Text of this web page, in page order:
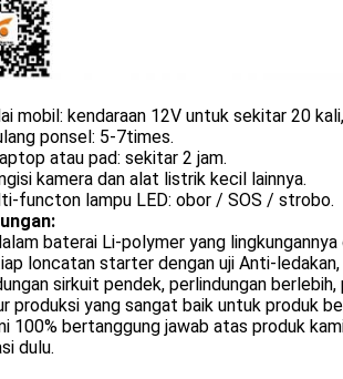
mobil: kendaraan 12V untuk sekitar 20
ponsel: 5-7times.
atau pad: sekitar 2 jam.
kamera dan alat listrik kecil lainnya.
functon lampu LED: obor / SOS / strobo.
baterai Li-polymer yang
loncatan starter dengan uji Anti-ledakan,
sirkuit pendek, perlindungan berlebih,
produksi yang sangat baik untuk produk
100% bertanggung jawab atas produk
dulu.